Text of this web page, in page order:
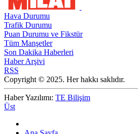
Hava Durumu
Trafik Durumu
Puan Durumu ve Fikstür
Tüm Manşetler
Son Dakika Haberleri
Haber Arşivi
RSS
Copyright © 2025. Her hakkı saklıdır.
Haber Yazılımı: TE Bilişim
Üst